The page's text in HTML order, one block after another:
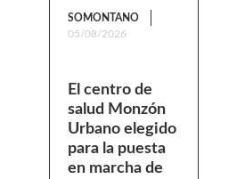
SOMONTANO
05/08/2026
El centro de
salud Monzón
Urbano elegido
para la puesta
en marcha de